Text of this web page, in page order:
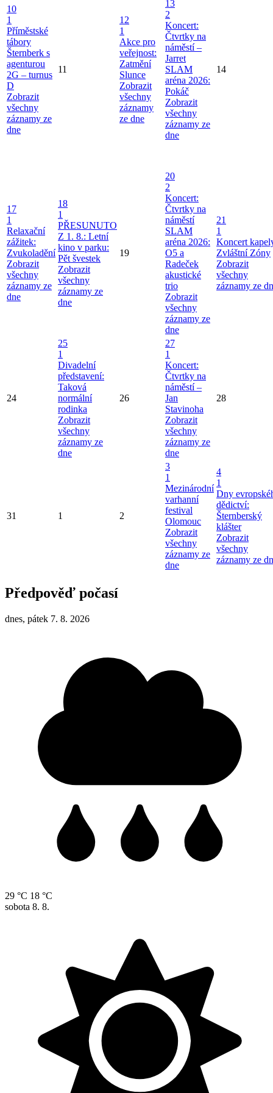
10
1
Příměstské
tábory
Šternberk s
agenturou
2G – turnus
D
Zobrazit
všechny
záznamy ze
dne
11
12
1
Akce pro
veřejnost:
Zatmění
Slunce
Zobrazit
všechny
záznamy
ze dne
13
2
Koncert:
Čtvrtky na
náměstí –
Jarret
SLAM
aréna 2026:
Pokáč
Zobrazit
všechny
záznamy ze
dne
14
17
1
Relaxační
zážitek:
Zvukoladění
Zobrazit
všechny
záznamy ze
dne
18
1
PŘESUNUTO
Z 1. 8.: Letní
kino v parku:
Pět švestek
Zobrazit
všechny
záznamy ze
dne
19
20
2
Koncert:
Čtvrtky na
náměstí
SLAM
aréna 2026:
O5 a
Radeček
akustické
trio
Zobrazit
všechny
záznamy ze
dne
21
1
Koncert
Zvláštní Zóny
Zobrazit
všechny
záznamy ze
24
25
1
Divadelní
představení:
Taková
normální
rodinka
Zobrazit
všechny
záznamy ze
dne
26
27
1
Koncert:
Čtvrtky na
náměstí –
Jan
Stavinoha
Zobrazit
všechny
záznamy ze
dne
28
31 1 2
3
1
Mezinárodní
varhanní
festival
Olomouc
Zobrazit
všechny
záznamy ze
dne
4
1
Dny
dědictví:
Šternberský
klášter
Zobrazit
všechny
záznamy ze
Předpověď počasí
dnes, pátek 7. 8. 2026
29 °C 18 °C
sobota 8. 8.